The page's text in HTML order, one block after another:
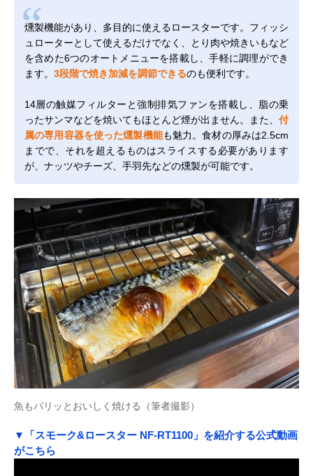
燻製機能があり、多目的に使えるロースターです。フィッシ
ュローターとして使えるだけでなく、とり肉や焼きいもなど
を含めた6つのオートメニューを搭載し、手軽に調理ができ
ます。 3段階で焼き加減を調節できるのも便利です。
14層の触媒フィルターと強制排気ファンを搭載し、脂の乗
ったサンマなどを焼いてもほとんど煙が出ません。また、 付
属の専用容器を使った燻製機能も魅力。食材の厚みは2.5cm
までで、それを超えるものはスライスする必要があります
が、ナッツやチーズ、手羽先などの燻製が可能です。
魚もパリッとおいしく焼ける（筆者撮影）
▼「スモーク&ロースター NF-RT1100」を紹介する公式動画
がこちら